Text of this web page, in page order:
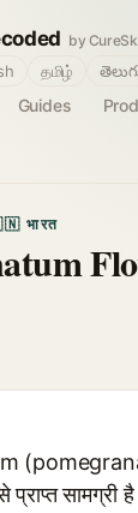
by
Guides
தமிழ்
भारत
सामग्री